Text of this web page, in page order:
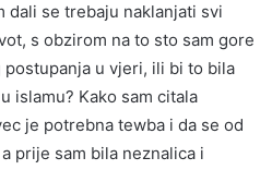
dali se trebaju naklanjati svi
s obzirom na to sto sam gore
u vjeri, ili bi to bila
islamu? Kako sam citala
je potrebna tewba i da se od
prije sam bila neznalica i